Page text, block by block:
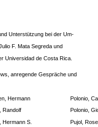
Unterstützung bei der Um-
F. Mata Segreda und
Universidad de Costa Rica.
anregende Gespräche und
Hermann
Polonio,
Randolf Polonio,
Hermann S. Pujol,